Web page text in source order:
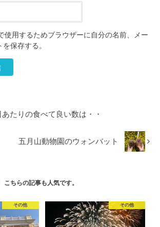
使用するためブラウザーに自分の名前、メー
保存する。
たりの食べて良い数は・・
五月山動物園のウォンバット
こちらの記事も人気です。
その他 その他